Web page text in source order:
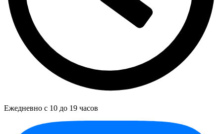
Ежедневно с 10 до 19 часов